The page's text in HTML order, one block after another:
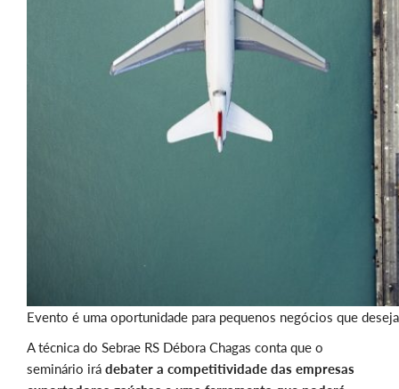
Evento é uma oportunidade para pequenos negócios que
A técnica do Sebrae RS Débora Chagas conta que o
seminário irá debater a competitividade das empresas